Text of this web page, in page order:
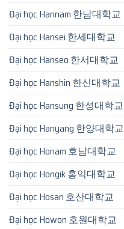
Đại học Hannam 한남대학교
Đại học Hansei 한세대학교
Đại học Hanseo 한서대학교
Đại học Hanshin 한신대학교
Đại học Hansung 한성대학교
Đại học Hanyang 한양대학교
Đại học Honam 호남대학교
Đại học Hongik 홍익대학교
Đại học Hosan 호산대학교
Đại học Howon 호원대학교